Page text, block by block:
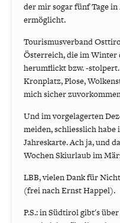
der mir sogar fünf Tage
ermöglicht.
Tourismusverband
Österreich, die im
herumflickt bzw. -
Kronplatz, Plose,
mich sicher
Und im vorgelagerten
meiden, schliesslich
Jahreskarte. Ach ja, und
Wochen Skiurlaub im
LBB, vielen Dank für
(frei nach Ernst Happel).
P.S.: in Südtirol gibt's